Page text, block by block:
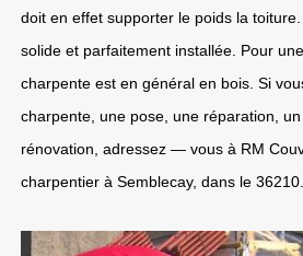
doit en effet supporter le poids la
solide et parfaitement installée. Pour
charpente est en général en bois. Si
charpente, une pose, une réparation,
rénovation, adressez — vous à RM
charpentier à Semblecay, dans le 36210.